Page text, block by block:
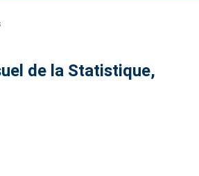
de la Statistique,